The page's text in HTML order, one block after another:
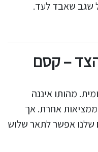
שגב שאבד לעד.
– קסם
מהותו איננה
אחרת. אך
שלנו אפשר לתאר שלוש